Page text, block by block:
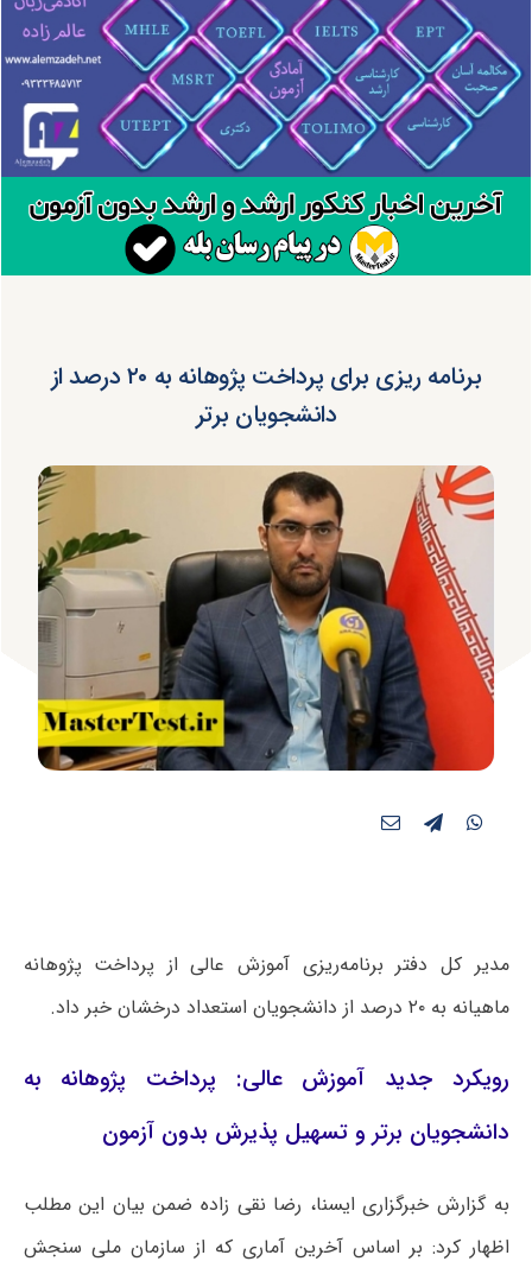
برنامه ریزی برای پرداخت پژوهانه به ۲۰ درصد از
دانشجویان برتر
مدیر کل دفتر برنامه‌ریزی آموزش عالی از پرداخت پژوهانه
ماهیانه به ۲۰ درصد از دانشجویان استعداد درخشان خبر داد.
رویکرد جدید آموزش عالی: پرداخت پژوهانه به
دانشجویان برتر و تسهیل پذیرش بدون آزمون
به گزارش خبرگزاری ایسنا، رضا نقی زاده ضمن بیان این مطلب
اظهار کرد: بر اساس آخرین آماری که از سازمان ملی سنجش